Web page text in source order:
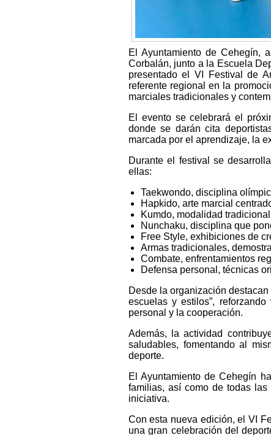
El Ayuntamiento de Cehegín,
Corbalán, junto a la Escuela
presentado el VI Festival de
referente regional en la
marciales tradicionales y
El evento se celebrará el
donde se darán cita
marcada por el aprendizaje, la
Durante el festival se
ellas:
Taekwondo, disciplina
Hapkido, arte marcial
Kumdo, modalidad
Nunchaku, disciplina que
Free Style, exhibiciones de
Armas tradicionales,
Combate, enfrentamientos
Defensa personal, técnicas
Desde la organización
escuelas y estilos”,
personal y la cooperación.
Además, la actividad
saludables, fomentando al
deporte.
El Ayuntamiento de Cehegín
familias, así como de todas
iniciativa.
Con esta nueva edición, el VI
una gran celebración del